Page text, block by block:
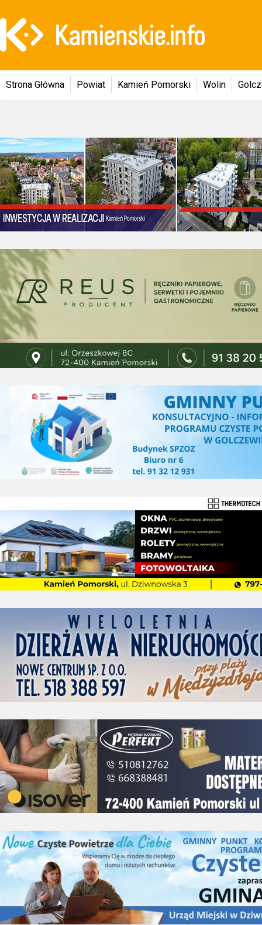
Strona Główna Powiat Kamień Pomorski Wolin